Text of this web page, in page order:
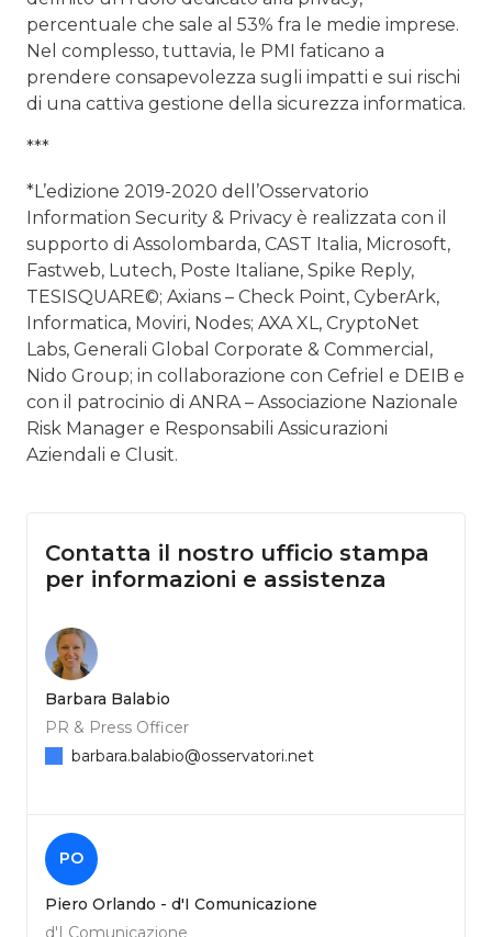
percentuale che sale al 53% fra le medie imprese.
Nel complesso, tuttavia, le PMI faticano a
prendere consapevolezza sugli impatti e sui rischi
di una cattiva gestione della sicurezza informatica.
***
*L’edizione 2019-2020 dell’Osservatorio
Information Security & Privacy è realizzata con il
supporto di Assolombarda, CAST Italia, Microsoft,
Fastweb, Lutech, Poste Italiane, Spike Reply,
TESISQUARE©; Axians – Check Point, CyberArk,
Informatica, Moviri, Nodes; AXA XL, CryptoNet
Labs, Generali Global Corporate & Commercial,
Nido Group; in collaborazione con Cefriel e DEIB e
con il patrocinio di ANRA – Associazione Nazionale
Risk Manager e Responsabili Assicurazioni
Aziendali e Clusit.
Contatta il nostro ufficio stampa
per informazioni e assistenza
Barbara Balabio
PR & Press Officer
barbara.balabio@osservatori.net
PO
Piero Orlando - d'I Comunicazione
d'I Comunicazione